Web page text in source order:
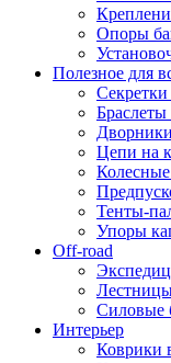
Опоры
Полезное для
Секретки
Цепи на
Тенты-
Упоры
Off-road
Силовые
Интерьер
Коврики